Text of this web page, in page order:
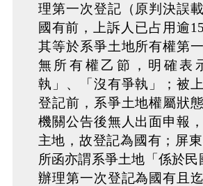
理第一次登記（原判決誤
國有前，上訴人已占用逾
其等於系爭土地所有權第
無所有權乙節，明確表
執」、「沒有爭執」；被
登記前，系爭土地權屬狀
機關公告後無人出面申報
主地，故登記為國有；屏
所函亦謂系爭土地「係於民
辦理第一次登記為國有且